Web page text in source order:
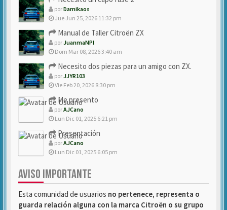
porDamikaos
Jue Jun 25, 2026 11:32 pm
Manual de Taller Citroën ZX
porJuanmaNPI
Dom Mar 08, 2026 3:40 am
Necesito dos piezas para un amigo con ZX.
porJJYR103
Vie Feb 20, 2026 8:30 pm
Me presento
porAJCano
Lun Dic 01, 2025 6:21 pm
Presentación
porAJCano
Lun Dic 01, 2025 6:05 pm
AVISO IMPORTANTE
Esta comunidad de usuarios no pertenece, representa o
guarda relación alguna con la marca Citroën o su grupo